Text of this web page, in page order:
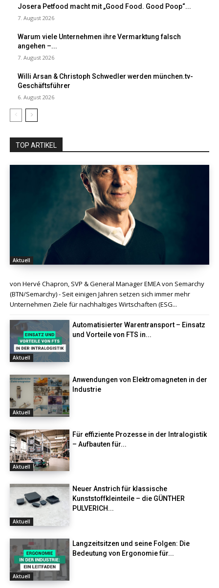
Josera Petfood macht mit „Good Food. Good Poop“...
7. August 2026
Warum viele Unternehmen ihre Vermarktung falsch
angehen –...
7. August 2026
Willi Arsan & Christoph Schwedler werden münchen.tv-
Geschäftsführer
6. August 2026
TOP ARTIKEL
Aktuell
von Hervé Chapron, SVP & General Manager EMEA von Semarchy
(BTN/Semarchy) - Seit einigen Jahren setzen sich immer mehr
Unternehmen Ziele für nachhaltiges Wirtschaften (ESG...
Aktuell
Automatisierter Warentransport – Einsatz
und Vorteile von FTS in...
Aktuell
Anwendungen von Elektromagneten in der
Industrie
Aktuell
Für effiziente Prozesse in der Intralogistik
– Aufbauten für...
Aktuell
Neuer Anstrich für klassische
Kunststoffkleinteile – die GÜNTHER
PULVERICH...
Aktuell
Langzeitsitzen und seine Folgen: Die
Bedeutung von Ergonomie für...